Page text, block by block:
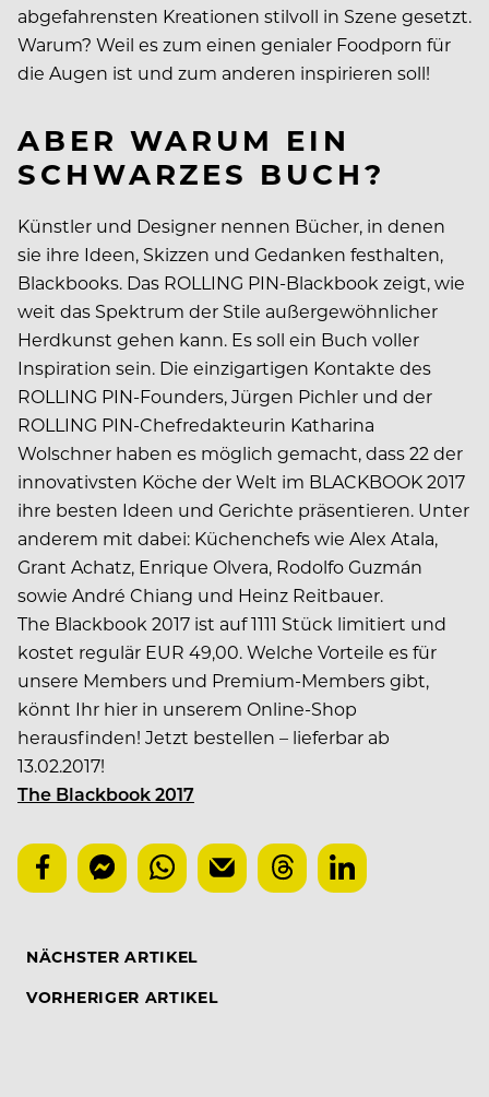
abgefahrensten Kreationen stilvoll in Szene gesetzt.
Warum? Weil es zum einen genialer Foodporn für
die Augen ist und zum anderen inspirieren soll!
ABER WARUM EIN
SCHWARZES BUCH?
Künstler und Designer nennen Bücher, in denen
sie ihre Ideen, Skizzen und Gedanken festhalten,
Blackbooks. Das ROLLING PIN-Blackbook zeigt, wie
weit das Spektrum der Stile außergewöhnlicher
Herdkunst gehen kann. Es soll ein Buch voller
Inspiration sein. Die einzigartigen Kontakte des
ROLLING PIN-Founders, Jürgen Pichler und der
ROLLING PIN-Chefredakteurin Katharina
Wolschner haben es möglich gemacht, dass 22 der
innovativsten Köche der Welt im BLACKBOOK 2017
ihre besten Ideen und Gerichte präsentieren. Unter
anderem mit dabei: Küchenchefs wie Alex Atala,
Grant Achatz, Enrique Olvera, Rodolfo Guzmán
sowie André Chiang und Heinz Reitbauer.
The Blackbook 2017 ist auf 1111 Stück limitiert und
kostet regulär EUR 49,00. Welche Vorteile es für
unsere Members und Premium-Members gibt,
könnt Ihr hier in unserem Online-Shop
herausfinden! Jetzt bestellen – lieferbar ab
13.02.2017!
The Blackbook 2017
NÄCHSTER ARTIKEL
VORHERIGER ARTIKEL